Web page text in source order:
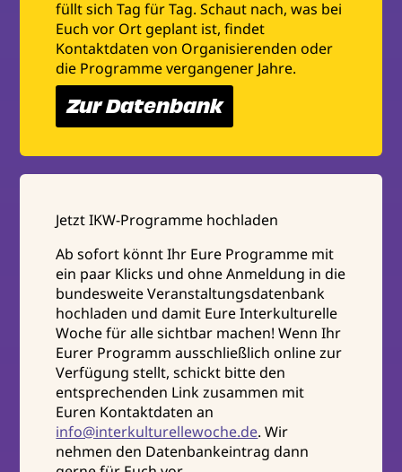
füllt sich Tag für Tag. Schaut nach, was bei
Euch vor Ort geplant ist, findet
Kontaktdaten von Organisierenden oder
die Programme vergangener Jahre.
Zur Datenbank
Jetzt IKW-Programme hochladen
Ab sofort könnt Ihr Eure Programme mit
ein paar Klicks und ohne Anmeldung in die
bundesweite Veranstaltungsdatenbank
hochladen und damit Eure Interkulturelle
Woche für alle sichtbar machen! Wenn Ihr
Eurer Programm ausschließlich online zur
Verfügung stellt, schickt bitte den
entsprechenden Link zusammen mit
Euren Kontaktdaten an
info@interkulturellewoche.de. Wir
nehmen den Datenbankeintrag dann